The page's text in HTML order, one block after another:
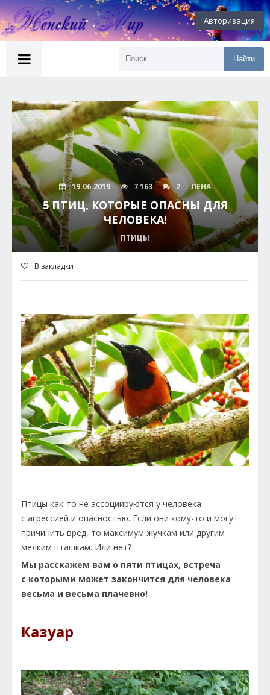
Авторизация
Найти
19.06.2019 7 163 2 ЛЕНА
5 ПТИЦ, КОТОРЫЕ ОПАСНЫ ДЛЯ
ЧЕЛОВЕКА!
ПТИЦЫ
В закладки
Птицы как-то не ассоциируются у человека
с агрессией и опасностью. Если они кому-то и могут
причинить вред, то максимум жучкам или другим
мелким пташкам. Или нет?
Мы расскажем вам о пяти птицах, встреча
с которыми может закончится для человека
весьма и весьма плачевно!
Казуар